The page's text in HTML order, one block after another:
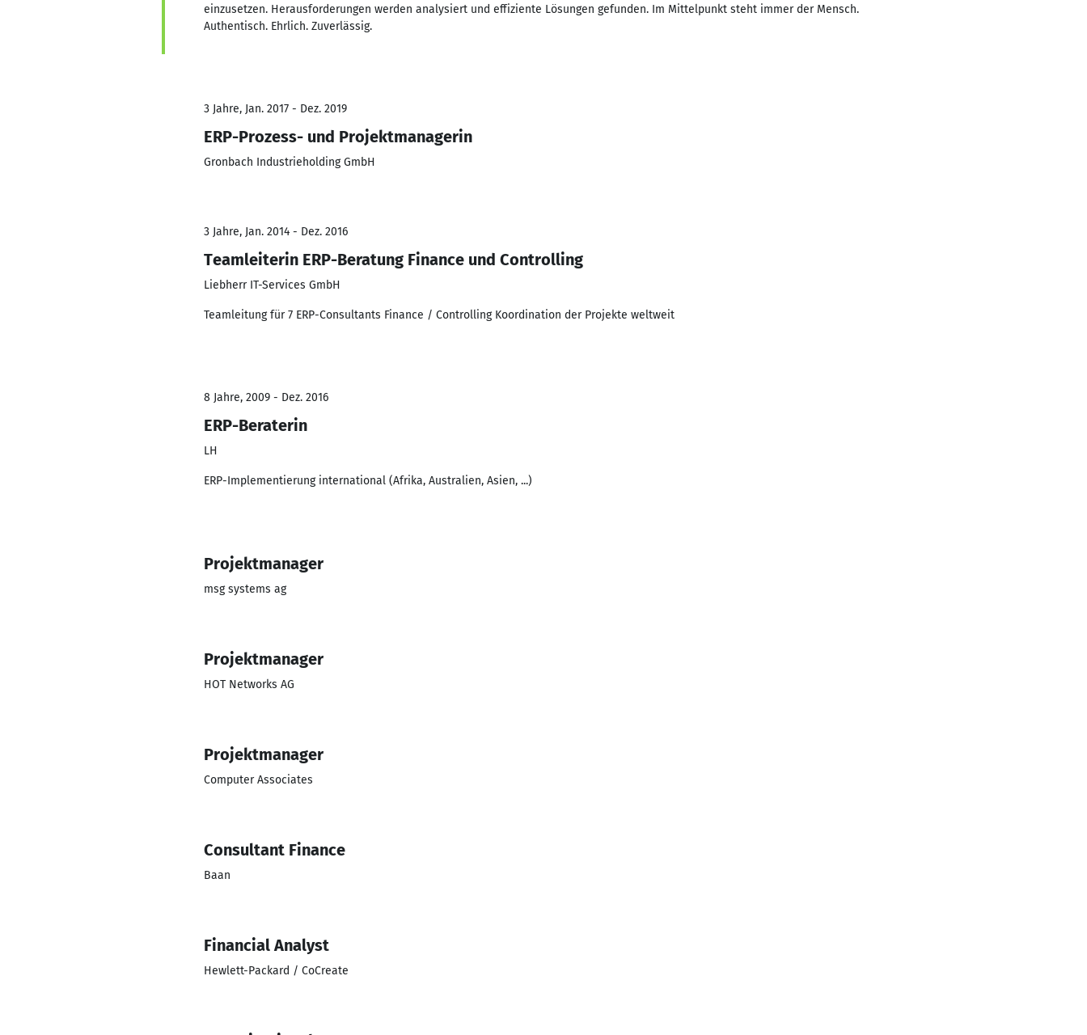
einzusetzen. Herausforderungen werden analysiert und effiziente Lösungen gefunden. Im Mittelpunkt steht immer der Mensch.
Authentisch. Ehrlich. Zuverlässig.
3 Jahre, Jan. 2017 - Dez. 2019
ERP-Prozess- und Projektmanagerin
Gronbach Industrieholding GmbH
3 Jahre, Jan. 2014 - Dez. 2016
Teamleiterin ERP-Beratung Finance und Controlling
Liebherr IT-Services GmbH
Teamleitung für 7 ERP-Consultants Finance / Controlling Koordination der Projekte weltweit
8 Jahre, 2009 - Dez. 2016
ERP-Beraterin
LH
ERP-Implementierung international (Afrika, Australien, Asien, ...)
Projektmanager
msg systems ag
Projektmanager
HOT Networks AG
Projektmanager
Computer Associates
Consultant Finance
Baan
Financial Analyst
Hewlett-Packard / CoCreate